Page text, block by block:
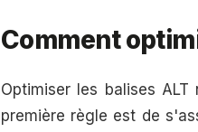
Comment
Optimiser les balises
première règle est de